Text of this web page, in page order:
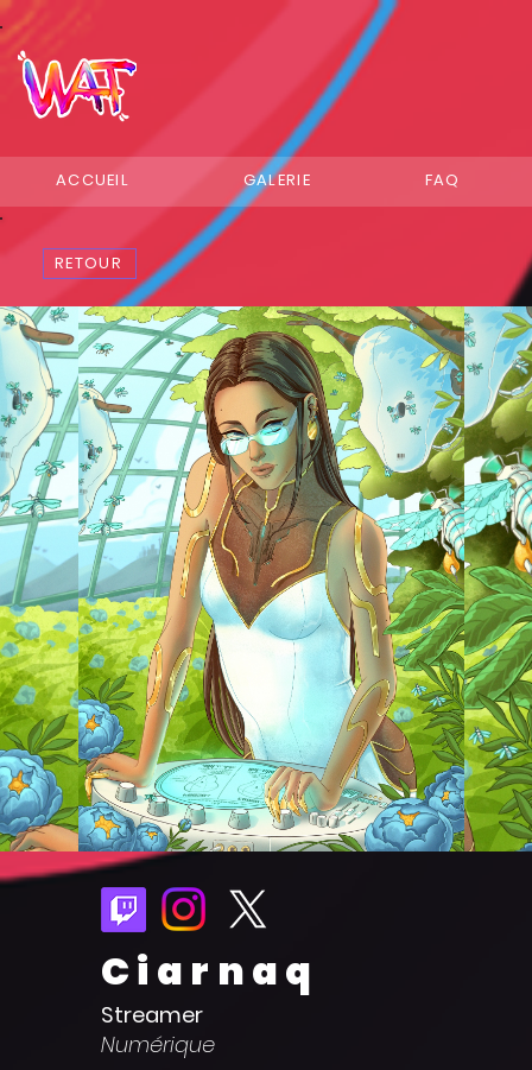
ACCUEIL GALERIE FAQ
RETOUR
Ciarnaq
Streamer
Numérique